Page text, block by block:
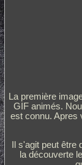
La première
GIF animés.
est connu. Apres
Il s'agit peut
la découverte